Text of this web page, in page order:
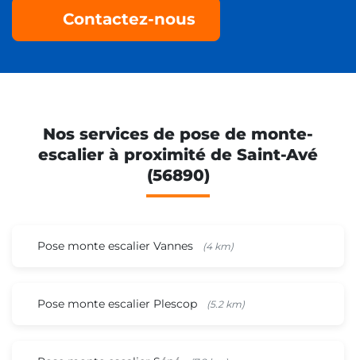
Contactez-nous
Nos services de pose de monte-
escalier à proximité de Saint-Avé
(56890)
Pose monte escalier Vannes (4 km)
Pose monte escalier Plescop (5.2 km)